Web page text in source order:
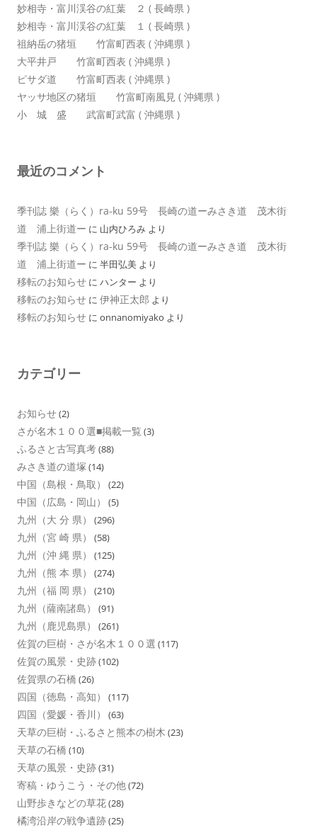
妙相寺・富川渓谷の紅葉 ２ ( 長崎県 )
妙相寺・富川渓谷の紅葉 １ ( 長崎県 )
祖納岳の猪垣 竹富町西表 ( 沖縄県 )
大平井戸 竹富町西表 ( 沖縄県 )
ピサダ道 竹富町西表 ( 沖縄県 )
ヤッサ地区の猪垣 竹富町南風見 ( 沖縄県 )
小 城 盛 武富町武富 ( 沖縄県 )
最近のコメント
季刊誌 樂（らく）ra-ku 59号 長崎の道ーみさき道 茂木街
道 浦上街道ー に 山内ひろみ より
季刊誌 樂（らく）ra-ku 59号 長崎の道ーみさき道 茂木街
道 浦上街道ー に 半田弘美 より
移転のお知らせ に ハンター より
移転のお知らせ に 伊神正太郎 より
移転のお知らせ に onnanomiyako より
カテゴリー
お知らせ(2)
さが名木１００選■掲載一覧 (3)
ふるさと古写真考(88)
みさき道の道塚 (14)
中国（島根・鳥取） (22)
中国（広島・岡山） (5)
九州（大 分 県） (296)
九州（宮 崎 県） (58)
九州（沖 縄 県） (125)
九州（熊 本 県） (274)
九州（福 岡 県） (210)
九州（薩南諸島） (91)
九州（鹿児島県） (261)
佐賀の巨樹・さが名木１００選 (117)
佐賀の風景・史跡(102)
佐賀県の石橋 (26)
四国（徳島・高知） (117)
四国（愛媛・香川） (63)
天草の巨樹・ふるさと熊本の樹木 (23)
天草の石橋 (10)
天草の風景・史跡(31)
寄稿・ゆうこう・その他(72)
山野歩きなどの草花(28)
橘湾沿岸の戦争遺跡(25)